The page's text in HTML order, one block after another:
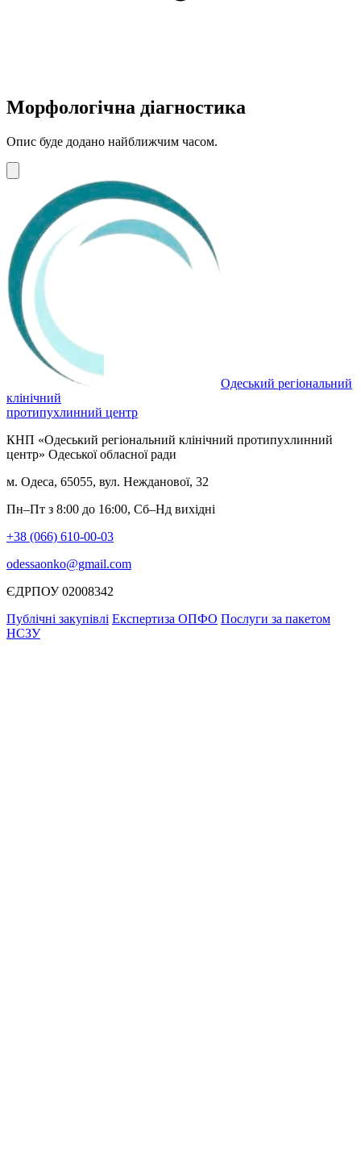
Морфологічна діагностика
Опис буде додано найближчим часом.
Одеський регіональний
клінічний
протипухлинний центр
КНП «Одеський регіональний клінічний протипухлинний
центр» Одеської обласної ради
м. Одеса, 65055, вул. Нежданової, 32
Пн–Пт з 8:00 до 16:00, Сб–Нд вихідні
+38 (066) 610-00-03
odessaonko@gmail.com
ЄДРПОУ 02008342
Публічні закупівлі Експертиза ОПФО Послуги за пакетом
НСЗУ